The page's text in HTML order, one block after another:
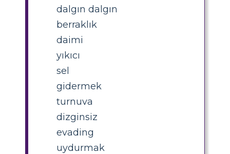
dalgın dalgın
berraklık
daimi
yıkıcı
sel
gidermek
turnuva
dizginsiz
evading
uydurmak